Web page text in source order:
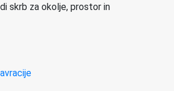
skrb za okolje, prostor in